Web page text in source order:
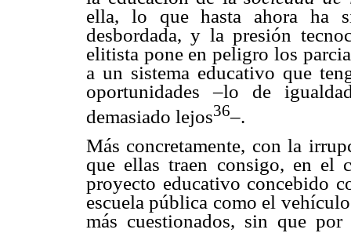
ella, lo que hasta ahora ha
desbordada, y la presión
elitista pone en peligro los
a un sistema educativo que
oportunidades –lo de
demasiado lejos36–.
Más concretamente, con la
que ellas traen consigo, en el
proyecto educativo concebido
escuela pública como el
más cuestionados, sin que